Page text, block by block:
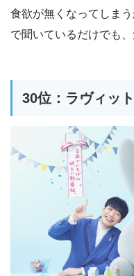
食欲が無くなってしま
で聞いているだけでも
30位：ラヴィット